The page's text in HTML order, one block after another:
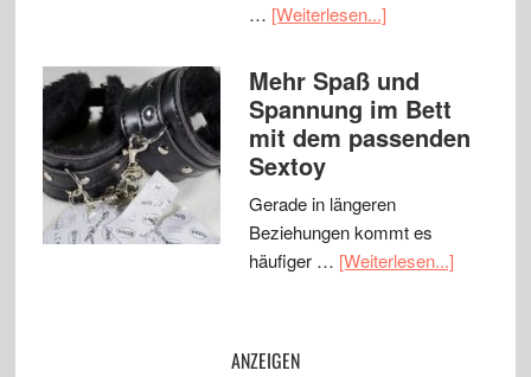
… [Weiterlesen...]
Mehr Spaß und
Spannung im Bett
mit dem passenden
Sextoy
Gerade in längeren
Beziehungen kommt es
häufiger … [Weiterlesen...]
ANZEIGEN